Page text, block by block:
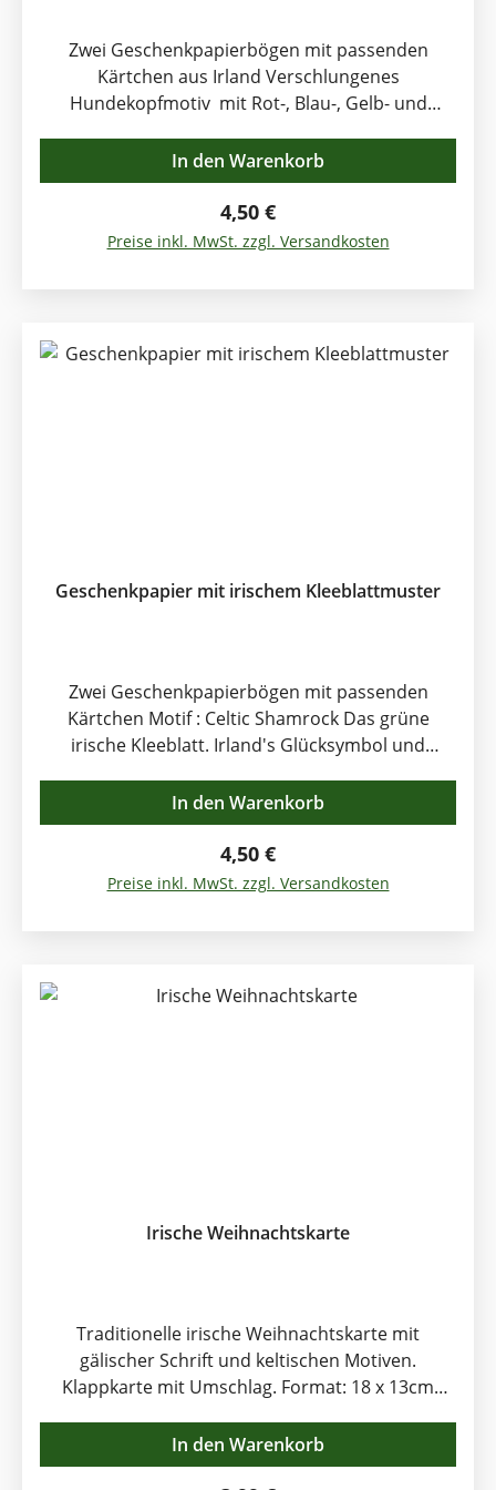
Zwei Geschenkpapierbögen mit passenden
Kärtchen aus Irland Verschlungenes
Hundekopfmotiv mit Rot-, Blau-, Gelb- und
Originalvorlage. Kann man die schönen irischen
Geschenke passender einwickeln ? Nicht nur
Irland- und Keltenfans werden sich über dieses
schöne Geschenkpapier freuen. 2 Bögen, je 50 x
Regulärer Preis:
4,50 €
Preise inkl. MwSt. zzgl. Versandkosten
In den Warenkorb
Geschenkpapier mit irischem Kleeblattmuster
Zwei Geschenkpapierbögen mit passenden
Kärtchen Motif : Celtic Shamrock Das grüne
irische Kleeblatt. Irland's Glücksymbol und
irischen Geschenke passender einwickeln ? Nicht
nur Irland- und Keltenfans werden sich über
dieses schöne Geschenkpapier freuen. 2 Bögen,
je 50 x 70 cm 2 Kärtchen, je 8 x 6 cm
Regulärer Preis:
4,50 €
Preise inkl. MwSt. zzgl. Versandkosten
In den Warenkorb
Irische Weihnachtskarte
Traditionelle irische Weihnachtskarte mit
gälischer Schrift und keltischen Motiven.
Klappkarte mit Umschlag. Format: 18 x 13cm
wichtigste Fest im Jahr. Die Strassen und Häuser
werden lange vor dem Fest liebevoll geschmückt
In den Warenkorb